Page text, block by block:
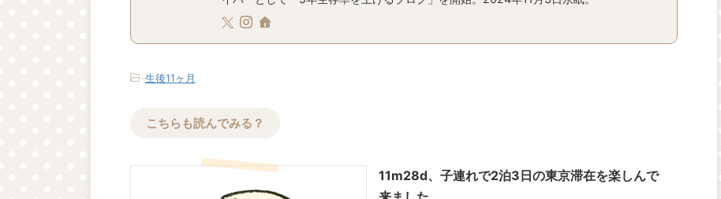
-生後11ヶ月
こちらも読んでみる？
11m28d、子連れで2泊3日の東京滞在を楽しんで